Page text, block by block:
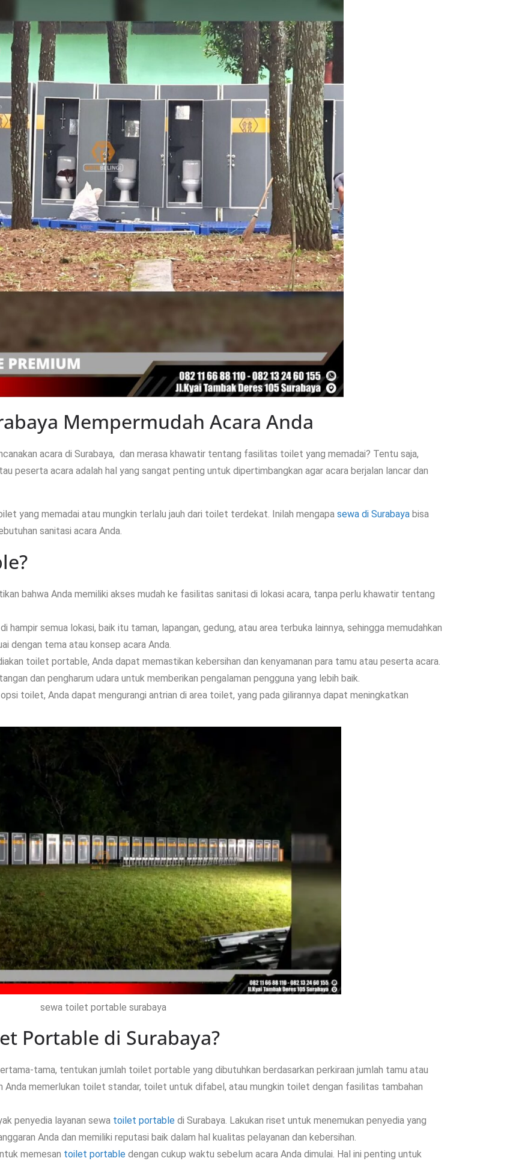
Mempermudah Acara Anda
acara di Surabaya, dan merasa khawatir tentang fasilitas toilet yang memadai? Tentu saja,
peserta acara adalah hal yang sangat penting untuk dipertimbangkan agar acara berjalan lancar dan
yang memadai atau mungkin terlalu jauh dari toilet terdekat. Inilah mengapa sewa di Surabaya bisa
sanitasi acara Anda.
bahwa Anda memiliki akses mudah ke fasilitas sanitasi di lokasi acara, tanpa perlu khawatir tentang
semua lokasi, baik itu taman, lapangan, gedung, atau area terbuka lainnya, sehingga memudahkan
dengan tema atau konsep acara Anda.
toilet portable, Anda dapat memastikan kebersihan dan kenyamanan para tamu atau peserta acara.
dan pengharum udara untuk memberikan pengalaman pengguna yang lebih baik.
toilet, Anda dapat mengurangi antrian di area toilet, yang pada gilirannya dapat meningkatkan
sewa toilet portable surabaya
Portable di Surabaya?
tama, tentukan jumlah toilet portable yang dibutuhkan berdasarkan perkiraan jumlah tamu atau
Anda memerlukan toilet standar, toilet untuk difabel, atau mungkin toilet dengan fasilitas tambahan
penyedia layanan sewa toilet portable di Surabaya. Lakukan riset untuk menemukan penyedia yang
Anda dan memiliki reputasi baik dalam hal kualitas pelayanan dan kebersihan.
memesan toilet portable dengan cukup waktu sebelum acara Anda dimulai. Hal ini penting untuk